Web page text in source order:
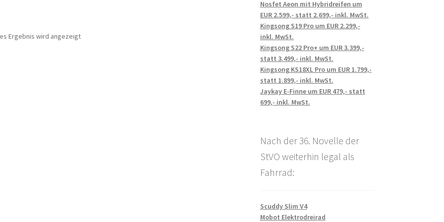
Ergebnis wird angezeigt
Nosfet Aeon mit Hybridreifen um
EUR 2.599,- statt 2.699,- inkl. MwSt.
Kingsong S19 Pro um EUR 2.299,-
inkl. MwSt.
Kingsong S22 Pro+ um EUR 3.399,-
statt 3.499,- inkl. MwSt.
Kingsong KS18XL Pro um EUR 1.799,-
statt 1.899,- inkl. MwSt.
Jaykay E-Finne um EUR 479,- statt
699,- inkl. MwSt.
Nach der 36. Novelle der
StVO weiterhin legal als
Fahrrad:
Scuddy Slim V4
Mobot Elektrodreirad